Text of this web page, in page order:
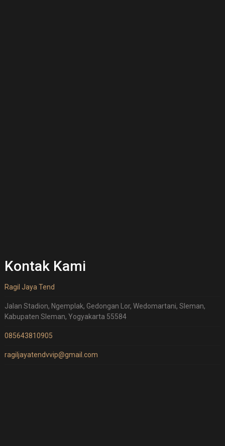
Kontak Kami
Ragil Jaya Tend
Jalan Stadion, Ngemplak, Gedongan Lor, Wedomartani, Sleman,
Kabupaten Sleman, Yogyakarta 55584
085643810905
ragiljayatendvvip@gmail.com